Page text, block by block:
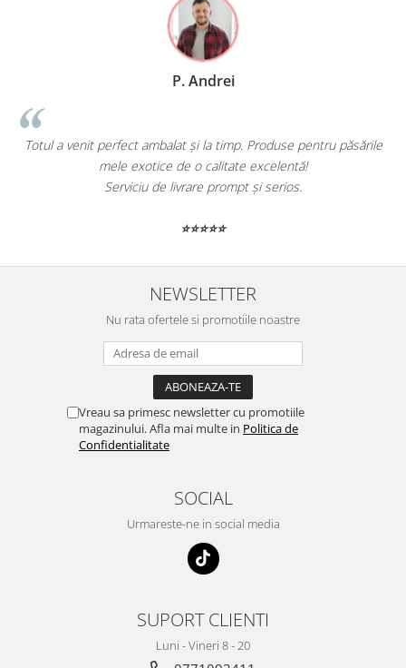
și la timp. Produse pentru păsările
de o calitate excelentă!
de livrare prompt și serios.
Comand des pentru
NEWSLETTER
Nu rata ofertele si promotiile noastre
Vreau sa primesc newsletter cu promotiile
magazinului. Afla mai multe in Politica de
Confidentialitate
SOCIAL
Urmareste-ne in social media
SUPORT CLIENTI
Luni - Vineri 8 - 20